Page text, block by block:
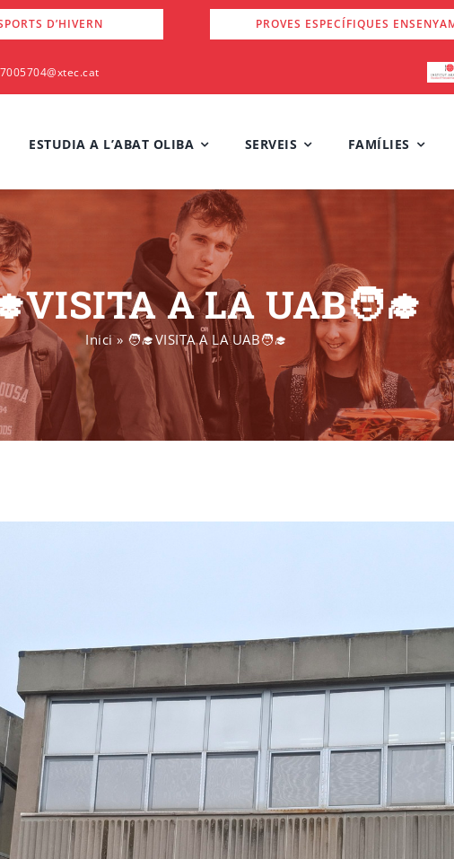
D’HIVERN PROVES ESPECÍFIQUES
ESTUDIA A L’ABAT OLIBA SERVEIS FAMÍLIES
A LA UAB🧑‍🎓
Inici» 🧑‍🎓VISITA A LA UAB🧑‍🎓